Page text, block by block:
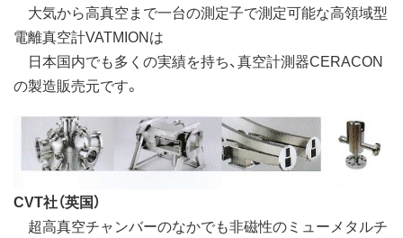
大気から高真空まで一台の測定子で測定可能な高領域型
電離真空計VATMIONは
日本国内でも多くの実績を持ち、真空計測器CERACON
の製造販売元です。
CVT社（英国）
超高真空チャンバーのなかでも非磁性のミューメタルチ